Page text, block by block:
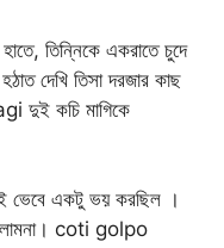
তিন্নিকে একরাতে চুদে
দেখি তিসা দরজার কাছ
দুই কচি মাগিকে
ভেবে একটু ভয় করছিল ।
coti golpo